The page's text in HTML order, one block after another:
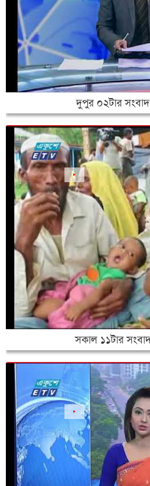
‌দুপুর ০২টার
সকাল ১১টার